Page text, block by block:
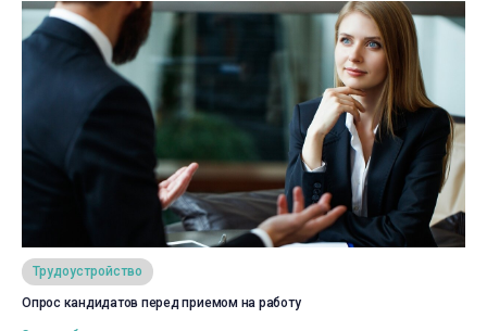
Выбрать
Трудоустройство
Опрос кандидатов перед приемом на работу